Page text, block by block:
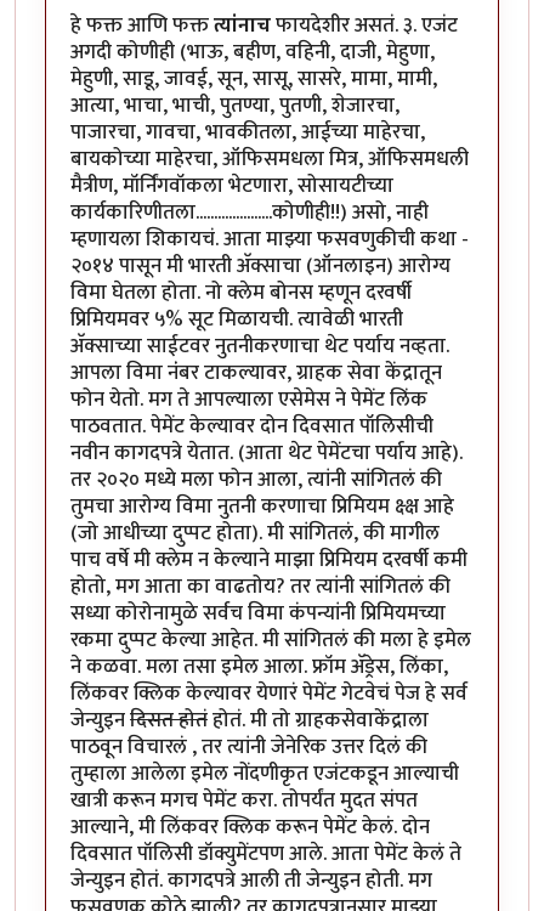
हे फक्त आणि फक्तत्यांनाचफायदेशीर असतं. ३. एजंट
अगदी कोणीही (भाऊ, बहीण, वहिनी, दाजी, मेहुणा,
मेहुणी, साडू, जावई, सून, सासू, सासरे, मामा, मामी,
आत्या, भाचा, भाची, पुतण्या, पुतणी, शेजारचा,
पाजारचा, गावचा, भावकीतला, आईच्या माहेरचा,
बायकोच्या माहेरचा, ऑफिसमधला मित्र, ऑफिसमधली
मैत्रीण, मॉर्निंगवॉकला भेटणारा, सोसायटीच्या
कार्यकारिणीतला.....................कोणीही!!) असो, नाही
म्हणायला शिकायचं. आता माझ्या फसवणुकीची कथा -
२०१४ पासून मी भारती अ‍ॅक्साचा (ऑनलाइन) आरोग्य
विमा घेतला होता. नो क्लेम बोनस म्हणून दरवर्षी
प्रिमियमवर ५% सूट मिळायची. त्यावेळी भारती
अ‍ॅक्साच्या साईटवर नुतनीकरणाचा थेट पर्याय नव्हता.
आपला विमा नंंबर टाकल्यावर, ग्राहक सेवा केंद्रातून
फोन येतो. मग ते आपल्याला एसेमेस ने पेमेंट लिंक
पाठवतात. पेमेंट केल्यावर दोन दिवसात पॉलिसीची
नवीन कागदपत्रे येतात. (आता थेट पेमेंटचा पर्याय आहे).
तर २०२० मध्ये मला फोन आला, त्यांनी सांगितलं की
तुमचा आरोग्य विमा नुतनी करणाचा प्रिमियम क्ष्क्ष आहे
(जो आधीच्या दुप्पट होता). मी सांगितलं, की मागील
पाच वर्षे मी क्लेम न केल्याने माझा प्रिमियम दरवर्षी कमी
होतो, मग आता का वाढतोय? तर त्यांनी सांगितलं की
सध्या कोरोनामुळे सर्वच विमा कंपन्यांनी प्रिमियमच्या
रकमा दुप्पट केल्या आहेत. मी सांगितलं की मला हे इमेल
ने कळवा. मला तसा इमेल आला. फ्रॉम अ‍ॅड्रेस, लिंका,
लिंकवर क्लिक केल्यावर येणारं पेमेंट गेटवेचं पेज हे सर्व
जेन्युइनदिसत होतंहोतं. मी तो ग्राहकसेवाकेंद्राला
पाठवून विचारलं , तर त्यांनी जेनेरिक उत्तर दिलं की
तुम्हाला आलेला इमेल नोंदणीकृत एजंटकडून आल्याची
खात्री करून मगच पेमेंट करा. तोपर्यंत मुदत संपत
आल्याने, मी लिंकवर क्लिक करून पेमेंट केलं. दोन
दिवसात पॉलिसी डॉक्युमेंटपण आले. आता पेमेंट केलं ते
जेन्युइन होतं. कागदपत्रे आली ती जेन्युइन होती. मग